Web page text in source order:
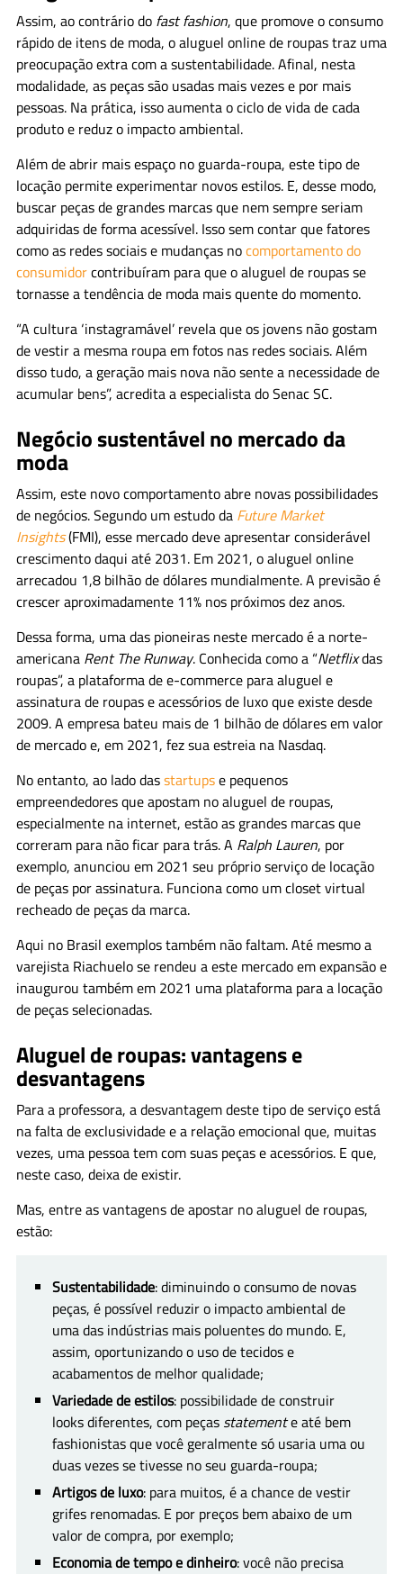
Assim, ao contrário do fast fashion, que promove o consumo
rápido de itens de moda, o aluguel online de roupas traz uma
preocupação extra com a sustentabilidade. Afinal, nesta
modalidade, as peças são usadas mais vezes e por mais
pessoas. Na prática, isso aumenta o ciclo de vida de cada
produto e reduz o impacto ambiental.
Além de abrir mais espaço no guarda-roupa, este tipo de
locação permite experimentar novos estilos. E, desse modo,
buscar peças de grandes marcas que nem sempre seriam
adquiridas de forma acessível. Isso sem contar que fatores
como as redes sociais e mudanças nocomportamento do
consumidorcontribuíram para que o aluguel de roupas se
tornasse a tendência de moda mais quente do momento.
“A cultura ‘instagramável’ revela que os jovens não gostam
de vestir a mesma roupa em fotos nas redes sociais. Além
disso tudo, a geração mais nova não sente a necessidade de
acumular bens”, acredita a especialista do Senac SC.
Negócio sustentável no mercado da
moda
Assim, este novo comportamento abre novas possibilidades
de negócios. Segundo um estudo da Future Market
Insights(FMI), esse mercado deve apresentar considerável
crescimento daqui até 2031. Em 2021, o aluguel online
arrecadou 1,8 bilhão de dólares mundialmente. A previsão é
crescer aproximadamente 11% nos próximos dez anos.
Dessa forma, uma das pioneiras neste mercado é a norte-
americana Rent The Runway. Conhecida como a “Netflixdas
roupas”, a plataforma de e-commerce para aluguel e
assinatura de roupas e acessórios de luxo que existe desde
2009. A empresa bateu mais de 1 bilhão de dólares em valor
de mercado e, em 2021, fez sua estreia na Nasdaq.
No entanto, ao lado dasstartupse pequenos
empreendedores que apostam no aluguel de roupas,
especialmente na internet, estão as grandes marcas que
correram para não ficar para trás. A Ralph Lauren, por
exemplo, anunciou em 2021 seu próprio serviço de locação
de peças por assinatura. Funciona como um closet virtual
recheado de peças da marca.
Aqui no Brasil exemplos também não faltam. Até mesmo a
varejista Riachuelo se rendeu a este mercado em expansão e
inaugurou também em 2021 uma plataforma para a locação
de peças selecionadas.
Aluguel de roupas: vantagens e
desvantagens
Para a professora, a desvantagem deste tipo de serviço está
na falta de exclusividade e a relação emocional que, muitas
vezes, uma pessoa tem com suas peças e acessórios. E que,
neste caso, deixa de existir.
Mas, entre as vantagens de apostar no aluguel de roupas,
estão:
Sustentabilidade: diminuindo o consumo de novas
peças, é possível reduzir o impacto ambiental de
uma das indústrias mais poluentes do mundo. E,
assim, oportunizando o uso de tecidos e
acabamentos de melhor qualidade;
Variedade de estilos: possibilidade de construir
looks diferentes, com peças statemente até bem
fashionistas que você geralmente só usaria uma ou
duas vezes se tivesse no seu guarda-roupa;
Artigos de luxo: para muitos, é a chance de vestir
grifes renomadas. E por preços bem abaixo de um
valor de compra, por exemplo;
Economia de tempo e dinheiro: você não precisa